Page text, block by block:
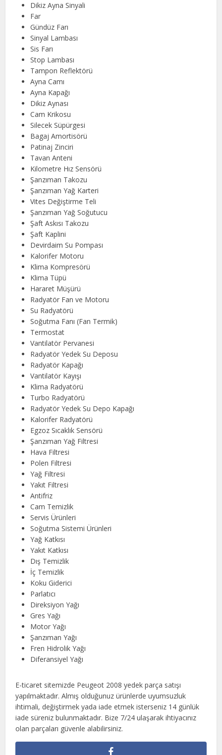
Dikiz Ayna Sinyali
Far
Gündüz Farı
Sinyal Lambası
Sis Farı
Stop Lambası
Tampon Reflektörü
Ayna Camı
Ayna Kapağı
Dikiz Aynası
Cam Krikosu
Silecek Süpürgesi
Bagaj Amortisörü
Patinaj Zinciri
Tavan Anteni
Kilometre Hız Sensörü
Şanzıman Takozu
Şanzıman Yağ Karteri
Vites Değiştirme Teli
Şanzıman Yağ Soğutucu
Şaft Askısı Takozu
Şaft Kaplini
Devirdaim Su Pompası
Kalorifer Motoru
Klima Kompresörü
Klima Tüpü
Hararet Müşürü
Radyatör Fan ve Motoru
Su Radyatörü
Soğutma Fanı (Fan Termik)
Termostat
Vantilatör Pervanesi
Radyatör Yedek Su Deposu
Radyatör Kapağı
Vantilatör Kayışı
Klima Radyatörü
Turbo Radyatörü
Radyatör Yedek Su Depo Kapağı
Kalorifer Radyatörü
Egzoz Sıcaklık Sensörü
Şanzıman Yağ Filtresi
Hava Filtresi
Polen Filtresi
Yağ Filtresi
Yakıt Filtresi
Antifriz
Cam Temizlik
Servis Ürünleri
Soğutma Sistemi Ürünleri
Yağ Katkısı
Yakıt Katkısı
Dış Temizlik
İç Temizlik
Koku Giderici
Parlatıcı
Direksiyon Yağı
Gres Yağı
Motor Yağı
Şanzıman Yağı
Fren Hidrolik Yağı
Diferansiyel Yağı
E-ticaret sitemizde Peugeot 2008 yedek parça satışı
yapılmaktadır. Almış olduğunuz ürünlerde uyumsuzluk
ihtimali, değiştirmek yada iade etmek isterseniz 14 günlük
iade süreniz bulunmaktadır. Bize 7/24 ulaşarak ihtiyacınız
olan parçaları güvenle alabilirsiniz.